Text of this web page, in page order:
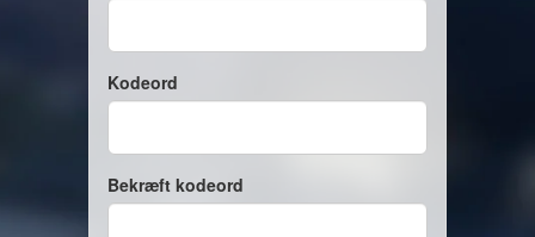
Kodeord
Bekræft kodeord